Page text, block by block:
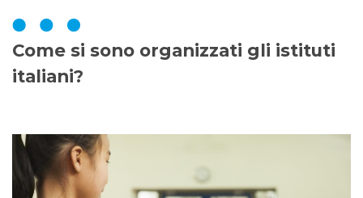
Come si sono organizzati gli istituti
italiani?